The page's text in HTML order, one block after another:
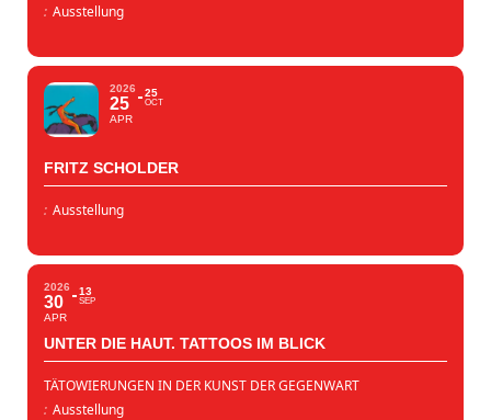
: Ausstellung
2026
25
APR
25
OCT
FRITZ SCHOLDER
: Ausstellung
2026
30
APR
13
SEP
UNTER DIE HAUT. TATTOOS IM BLICK
TÄTOWIERUNGEN IN DER KUNST DER GEGENWART
: Ausstellung